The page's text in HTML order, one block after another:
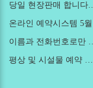
당일 현장
이름과 전화번
평상 및 시설물 예약 최대인원 보다 초과해서 사용하는 방법